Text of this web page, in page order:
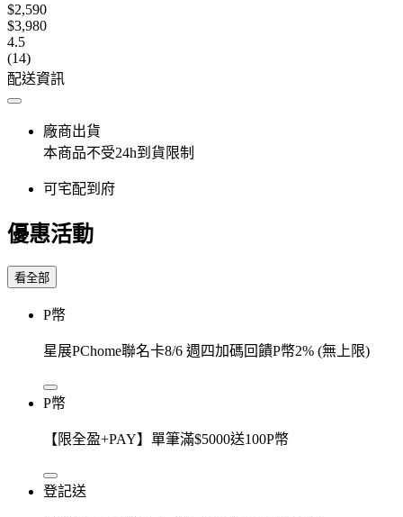
$2,590
$3,980
4.5
(14)
配送資訊
廠商出貨
本商品不受24h到貨限制
可宅配到府
優惠活動
看全部
P幣
星展PChome聯名卡8/6 週四加碼回饋P幣2% (無上限)
P幣
【限全盈+PAY】單筆滿$5000送100P幣
登記送